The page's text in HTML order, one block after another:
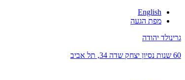
English
מפת הגעה
גרינולד יהודה
60 שנות נסיון
יצחק שדה 34, תל אביב